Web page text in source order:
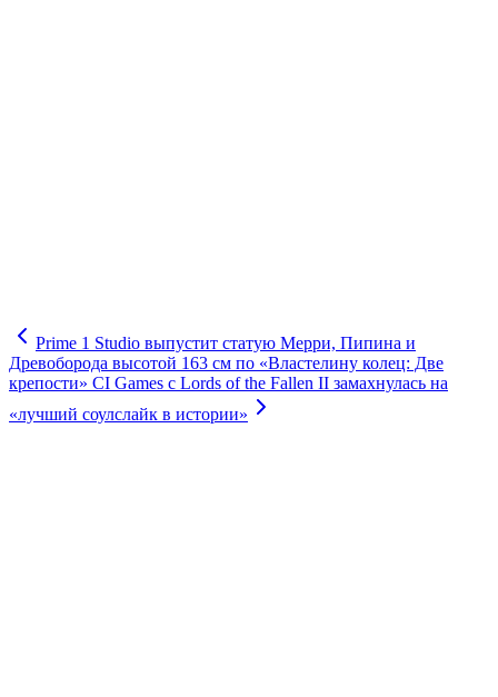
Prime 1 Studio выпустит статую Мерри, Пипина и
Древоборода высотой 163 см по «Властелину колец: Две
крепости» CI Games c Lords of the Fallen II замахнулась на
«лучший соулслайк в истории»